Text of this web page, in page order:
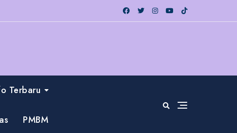
Terbaru
PMBM